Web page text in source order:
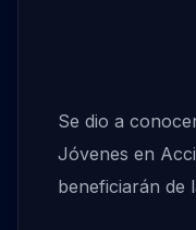
Se dio a
Jóvenes en
beneficiarán de